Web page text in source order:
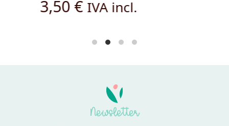
1,50€ IVA incl.
Newsletter